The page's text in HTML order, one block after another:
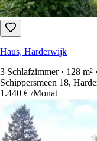
Haus, Harderwijk
3 Schlafzimmer · 128 m²
Schippersmeen 18,
1.440 € /Monat